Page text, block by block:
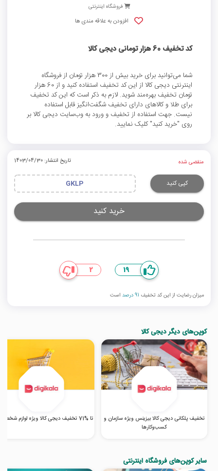
فروشگاه اینترنتی
افزودن به علاقه مندی ها
کد تخفیف 60 هزار تومانی دیجی کالا
شما می‌توانید برای خرید بیش از 300 هزار تومان از فروشگاه
اینترنتی دیجی کالا از این کد تخفیف استفاده کنید و از 60 هزار
تومان تخفیف بهره‌مند شوید. لازم به ذکر است که این کد تخفیف
برای طلا و کالاهای دارای تخفیف شگفت‌انگیز قابل استفاده
نیست. جهت استفاده از تخفیف و ورود به وب‌سایت دیجی کالا بر
روی "خرید کنید" کلیک نمایید.
منقضی شده تاریخ انتشار: 1403/04/30
کپی کنید GKLP
خرید کنید
19
2
میزان رضایت از این کد تخفیف 91 درصد است
کوپن‌های دیگر دیجی کالا
تخفیف پلکانی دیجی کالا بیزینس ویژه سازمان و
کسب‌‌وکارها
تا %71 تخفیف دیجی کالا ویژه لوازم شخصی برقی
سایر کوپن‌های فروشگاه اینترنتی